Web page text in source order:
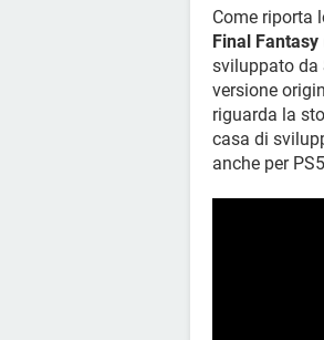
Come riporta
Final Fantasy
sviluppato da
versione
riguarda la
casa di
anche per